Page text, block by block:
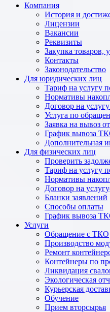
Компания
История и
Лицензии
Вакансии
Реквизиты
Закупка товаров,
Контакты
Законодательство
Для юридических лиц
Тариф на услугу
Нормативы
Договор на
Услуга по
Заявка на вывоз
График вывоза
Дополнительная
Для физических лиц
Проверить
Тариф на услугу
Нормативы
Договор на
Бланки заявлений
Способы оплаты
График вывоза
Услуги
Обращение с ТКО
Производство
Ремонт
Контейнеры по
Ликвидация
Экологическая
Курьерская
Обучение
Прием вторсырья